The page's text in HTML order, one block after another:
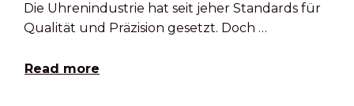
Die Uhrenindustrie hat seit jeher Standards für
Qualität und Präzision gesetzt. Doch …
Read more